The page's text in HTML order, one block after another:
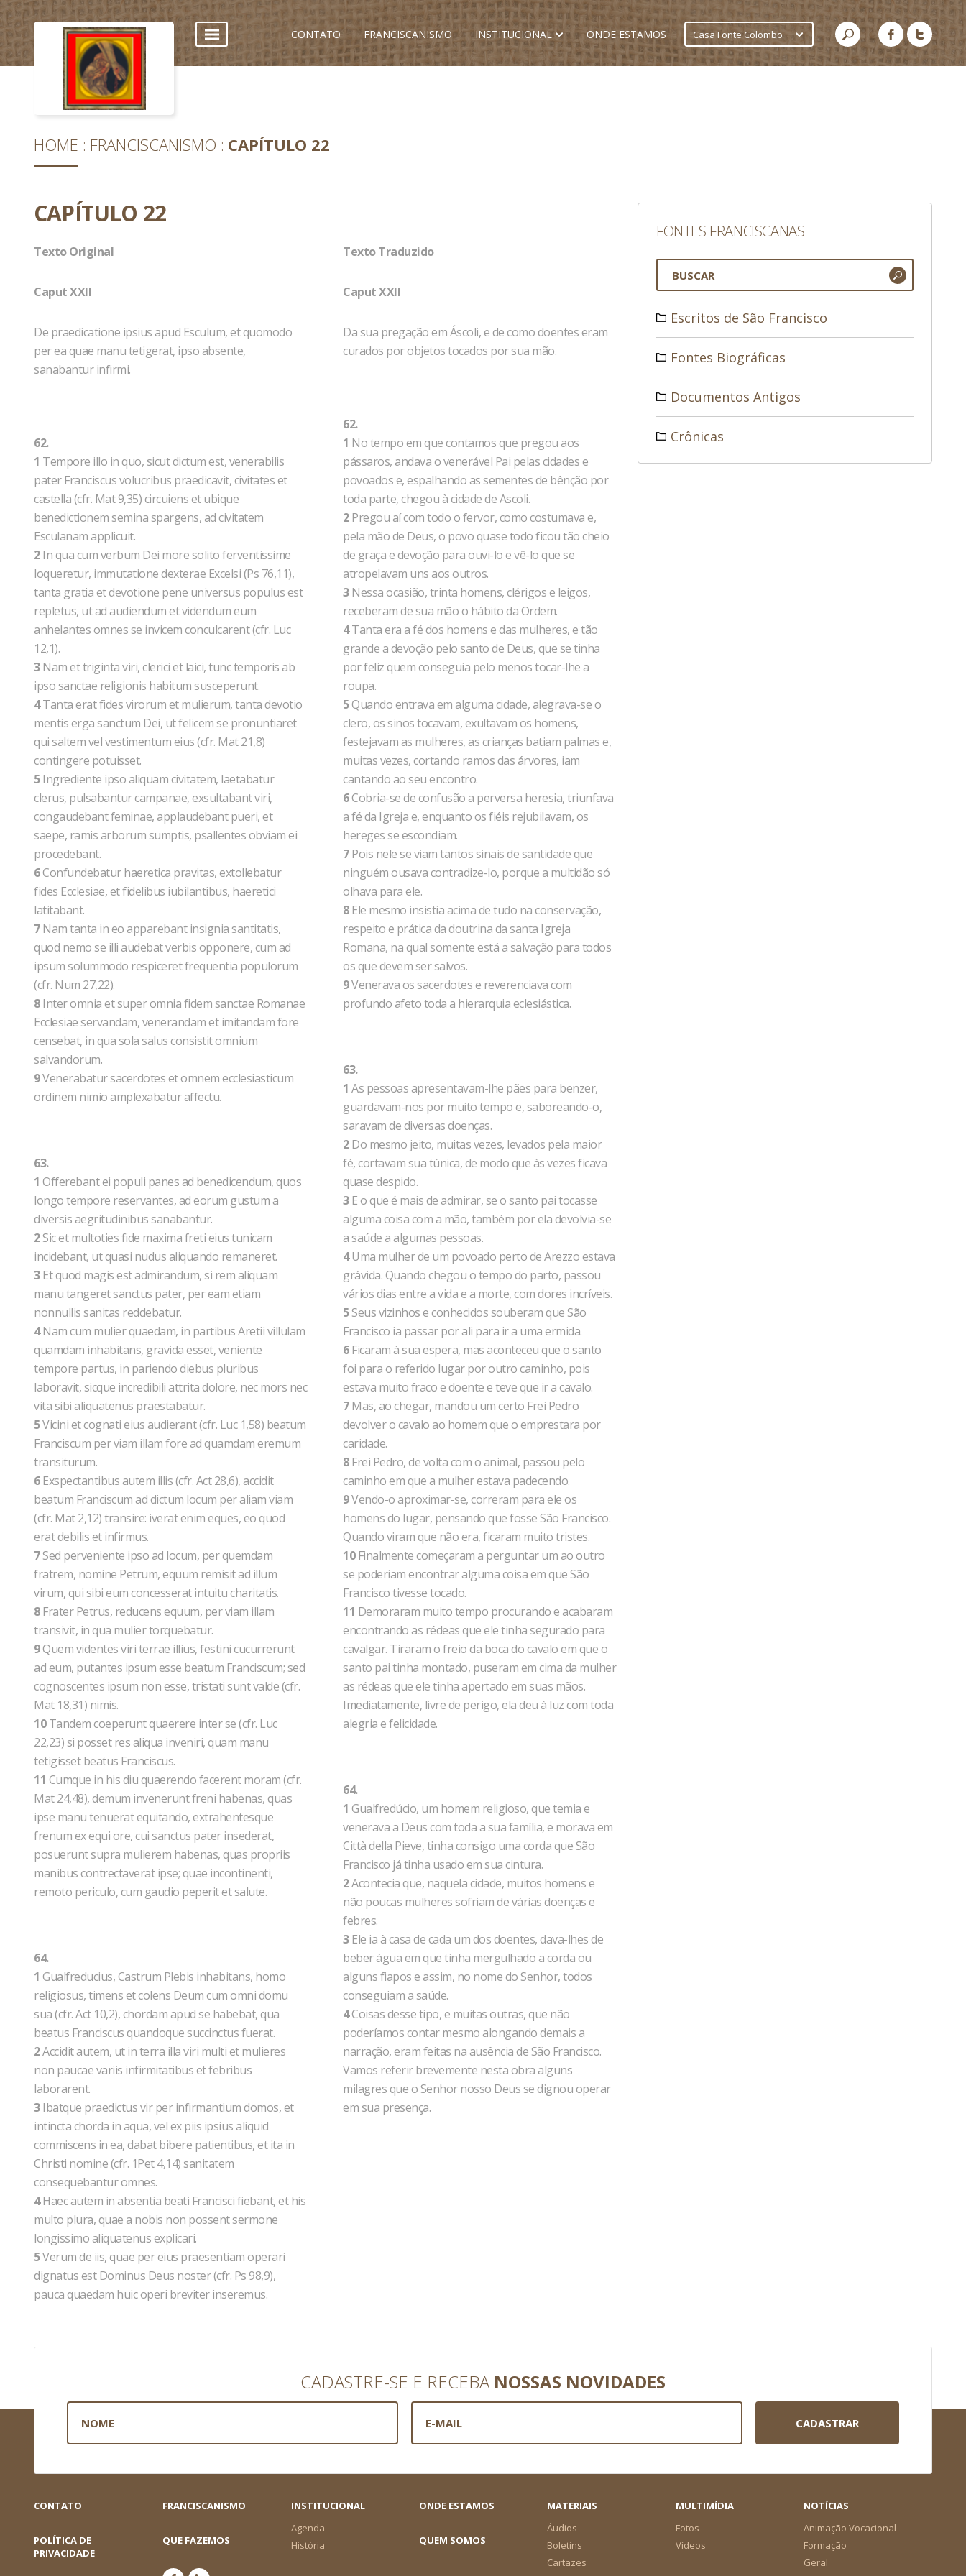
CONTATO FRANCISCANISMO INSTITUCIONAL ONDE ESTAMOS Casa Fonte Colombo
HOME FRANCISCANISMO CAPÍTULO 22
CAPÍTULO 22
Texto Original
Caput XXII
De praedicatione ipsius apud Esculum, et quomodo
per ea quae manu tetigerat, ipso absente,
sanabantur infirmi.
62.
1 Tempore illo in quo, sicut dictum est, venerabilis
pater Franciscus volucribus praedicavit, civitates et
castella (cfr. Mat 9,35) circuiens et ubique
benedictionem semina spargens, ad civitatem
Esculanam applicuit.
2In qua cum verbum Dei more solito ferventissime
loqueretur, immutatione dexterae Excelsi (Ps 76,11),
tanta gratia et devotione pene universus populus est
repletus, ut ad audiendum et videndum eum
anhelantes omnes se invicem conculcarent (cfr. Luc
12,1).
3Nam et triginta viri, clerici et laici, tunc temporis ab
ipso sanctae religionis habitum susceperunt.
4Tanta erat fides virorum et mulierum, tanta devotio
mentis erga sanctum Dei, ut felicem se pronuntiaret
qui saltem vel vestimentum eius (cfr. Mat 21,8)
contingere potuisset.
5Ingrediente ipso aliquam civitatem, laetabatur
clerus, pulsabantur campanae, exsultabant viri,
congaudebant feminae, applaudebant pueri, et
saepe, ramis arborum sumptis, psallentes obviam ei
procedebant.
6Confundebatur haeretica pravitas, extollebatur
fides Ecclesiae, et fidelibus iubilantibus, haeretici
latitabant.
7Nam tanta in eo apparebant insignia santitatis,
quod nemo se illi audebat verbis opponere, cum ad
ipsum solummodo respiceret frequentia populorum
(cfr. Num 27,22).
8Inter omnia et super omnia fidem sanctae Romanae
Ecclesiae servandam, venerandam et imitandam fore
censebat, in qua sola salus consistit omnium
salvandorum.
9Venerabatur sacerdotes et omnem ecclesiasticum
ordinem nimio amplexabatur affectu.
63.
1 Offerebant ei populi panes ad benedicendum, quos
longo tempore reservantes, ad eorum gustum a
diversis aegritudinibus sanabantur.
2Sic et multoties fide maxima freti eius tunicam
incidebant, ut quasi nudus aliquando remaneret.
3Et quod magis est admirandum, si rem aliquam
manu tangeret sanctus pater, per eam etiam
nonnullis sanitas reddebatur.
4Nam cum mulier quaedam, in partibus Aretii villulam
quamdam inhabitans, gravida esset, veniente
tempore partus, in pariendo diebus pluribus
laboravit, sicque incredibili attrita dolore, nec mors nec
vita sibi aliquatenus praestabatur.
5Vicini et cognati eius audierant (cfr. Luc 1,58) beatum
Franciscum per viam illam fore ad quamdam eremum
transiturum.
6Exspectantibus autem illis (cfr. Act 28,6), accidit
beatum Franciscum ad dictum locum per aliam viam
(cfr. Mat 2,12) transire: iverat enim eques, eo quod
erat debilis et infirmus.
7Sed perveniente ipso ad locum, per quemdam
fratrem, nomine Petrum, equum remisit ad illum
virum, qui sibi eum concesserat intuitu charitatis.
8Frater Petrus, reducens equum, per viam illam
transivit, in qua mulier torquebatur.
9Quem videntes viri terrae illius, festini cucurrerunt
ad eum, putantes ipsum esse beatum Franciscum; sed
cognoscentes ipsum non esse, tristati sunt valde (cfr.
Mat 18,31) nimis.
10Tandem coeperunt quaerere inter se (cfr. Luc
22,23) si posset res aliqua inveniri, quam manu
tetigisset beatus Franciscus.
11 Cumque in his diu quaerendo facerent moram (cfr.
Mat 24,48), demum invenerunt freni habenas, quas
ipse manu tenuerat equitando, extrahentesque
frenum ex equi ore, cui sanctus pater insederat,
posuerunt supra mulierem habenas, quas propriis
manibus contrectaverat ipse; quae incontinenti,
remoto periculo, cum gaudio peperit et salute.
64.
1 Gualfreducius, Castrum Plebis inhabitans, homo
religiosus, timens et colens Deum cum omni domu
sua (cfr. Act 10,2), chordam apud se habebat, qua
beatus Franciscus quandoque succinctus fuerat.
2Accidit autem, ut in terra illa viri multi et mulieres
non paucae variis infirmitatibus et febribus
laborarent.
3Ibatque praedictus vir per infirmantium domos, et
intincta chorda in aqua, vel ex piis ipsius aliquid
commiscens in ea, dabat bibere patientibus, et ita in
Christi nomine (cfr. 1Pet 4,14) sanitatem
consequebantur omnes.
4Haec autem in absentia beati Francisci fiebant, et his
multo plura, quae a nobis non possent sermone
longissimo aliquatenus explicari.
5Verum de iis, quae per eius praesentiam operari
dignatus est Dominus Deus noster (cfr. Ps 98,9),
pauca quaedam huic operi breviter inseremus.
Texto Traduzido
Caput XXII
Da sua pregação em Áscoli, e de como doentes eram
curados por objetos tocados por sua mão.
62.
1 No tempo em que contamos que pregou aos
pássaros, andava o venerável Pai pelas cidades e
povoados e, espalhando as sementes de bênção por
toda parte, chegou à cidade de Ascoli.
2Pregou aí com todo o fervor, como costumava e,
pela mão de Deus, o povo quase todo ficou tão cheio
de graça e devoção para ouvi-lo e vê-lo que se
atropelavam uns aos outros.
3Nessa ocasião, trinta homens, clérigos e leigos,
receberam de sua mão o hábito da Ordem.
4Tanta era a fé dos homens e das mulheres, e tão
grande a devoção pelo santo de Deus, que se tinha
por feliz quem conseguia pelo menos tocar-lhe a
roupa.
5Quando entrava em alguma cidade, alegrava-se o
clero, os sinos tocavam, exultavam os homens,
festejavam as mulheres, as crianças batiam palmas e,
muitas vezes, cortando ramos das árvores, iam
cantando ao seu encontro.
6Cobria-se de confusão a perversa heresia, triunfava
a fé da Igreja e, enquanto os fiéis rejubilavam, os
hereges se escondiam.
7Pois nele se viam tantos sinais de santidade que
ninguém ousava contradize-lo, porque a multidão só
olhava para ele.
8Ele mesmo insistia acima de tudo na conservação,
respeito e prática da doutrina da santa Igreja
Romana, na qual somente está a salvação para todos
os que devem ser salvos.
9Venerava os sacerdotes e reverenciava com
profundo afeto toda a hierarquia eclesiástica.
63.
1 As pessoas apresentavam-lhe pães para benzer,
guardavam-nos por muito tempo e, saboreando-o,
saravam de diversas doenças.
2Do mesmo jeito, muitas vezes, levados pela maior
fé, cortavam sua túnica, de modo que às vezes ficava
quase despido.
3E o que é mais de admirar, se o santo pai tocasse
alguma coisa com a mão, também por ela devolvia-se
a saúde a algumas pessoas.
4Uma mulher de um povoado perto de Arezzo estava
grávida. Quando chegou o tempo do parto, passou
vários dias entre a vida e a morte, com dores incríveis.
5Seus vizinhos e conhecidos souberam que São
Francisco ia passar por ali para ir a uma ermida.
6Ficaram à sua espera, mas aconteceu que o santo
foi para o referido lugar por outro caminho, pois
estava muito fraco e doente e teve que ir a cavalo.
7Mas, ao chegar, mandou um certo Frei Pedro
devolver o cavalo ao homem que o emprestara por
caridade.
8Frei Pedro, de volta com o animal, passou pelo
caminho em que a mulher estava padecendo.
9Vendo-o aproximar-se, correram para ele os
homens do lugar, pensando que fosse São Francisco.
Quando viram que não era, ficaram muito tristes.
10Finalmente começaram a perguntar um ao outro
se poderiam encontrar alguma coisa em que São
Francisco tivesse tocado.
11 Demoraram muito tempo procurando e acabaram
encontrando as rédeas que ele tinha segurado para
cavalgar. Tiraram o freio da boca do cavalo em que o
santo pai tinha montado, puseram em cima da mulher
as rédeas que ele tinha apertado em suas mãos.
Imediatamente, livre de perigo, ela deu à luz com toda
alegria e felicidade.
64.
1 Gualfredúcio, um homem religioso, que temia e
venerava a Deus com toda a sua família, e morava em
Città della Pieve, tinha consigo uma corda que São
Francisco já tinha usado em sua cintura.
2Acontecia que, naquela cidade, muitos homens e
não poucas mulheres sofriam de várias doenças e
febres.
3Ele ia à casa de cada um dos doentes, dava-lhes de
beber água em que tinha mergulhado a corda ou
alguns fiapos e assim, no nome do Senhor, todos
conseguiam a saúde.
4Coisas desse tipo, e muitas outras, que não
poderíamos contar mesmo alongando demais a
narração, eram feitas na ausência de São Francisco.
Vamos referir brevemente nesta obra alguns
milagres que o Senhor nosso Deus se dignou operar
em sua presença.
FONTES FRANCISCANAS
Escritos de São Francisco
Fontes Biográficas
Documentos Antigos
Crônicas
CADASTRE-SE E RECEBA NOSSAS NOVIDADES
CADASTRAR
CONTATO FRANCISCANISMO
INSTITUCIONAL
Agenda
História
ONDE ESTAMOS
MATERIAIS
Áudios
Boletins
Cartazes
MULTIMÍDIA
Fotos
Vídeos
NOTÍCIAS
Animação Vocacional
Formação
Geral
POLÍTICA DE
PRIVACIDADE
QUE FAZEMOS QUEM SOMOS